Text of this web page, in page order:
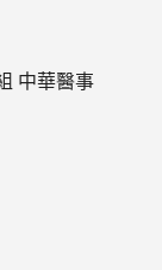
中華醫事